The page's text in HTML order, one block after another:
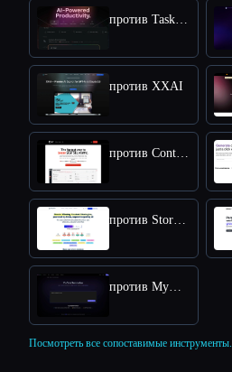
против Taskade
против XXAI
против Content Raptor
против StoryChief
против MyMap.AI YouTube Summarizer
Посмотреть все сопоставимые инструменты.